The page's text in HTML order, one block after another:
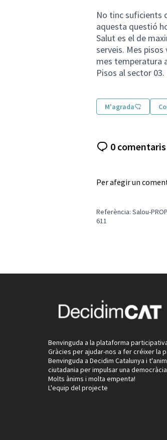
No tinc suficients
aquesta questió
Salut es el de
serveis. Mes
mes temperatura
Pisos al sector
M'agrada
0 comentaris
Per afegir un
Referència: Salou-
611
Benvinguda a la plataforma
Gràcies per ajudar-nos a fer créixer la
Benvinguda a Decidim Catalunya i
ciutadania per impulsar una
Molts ànims i molta empenta!
L'equip del projecte